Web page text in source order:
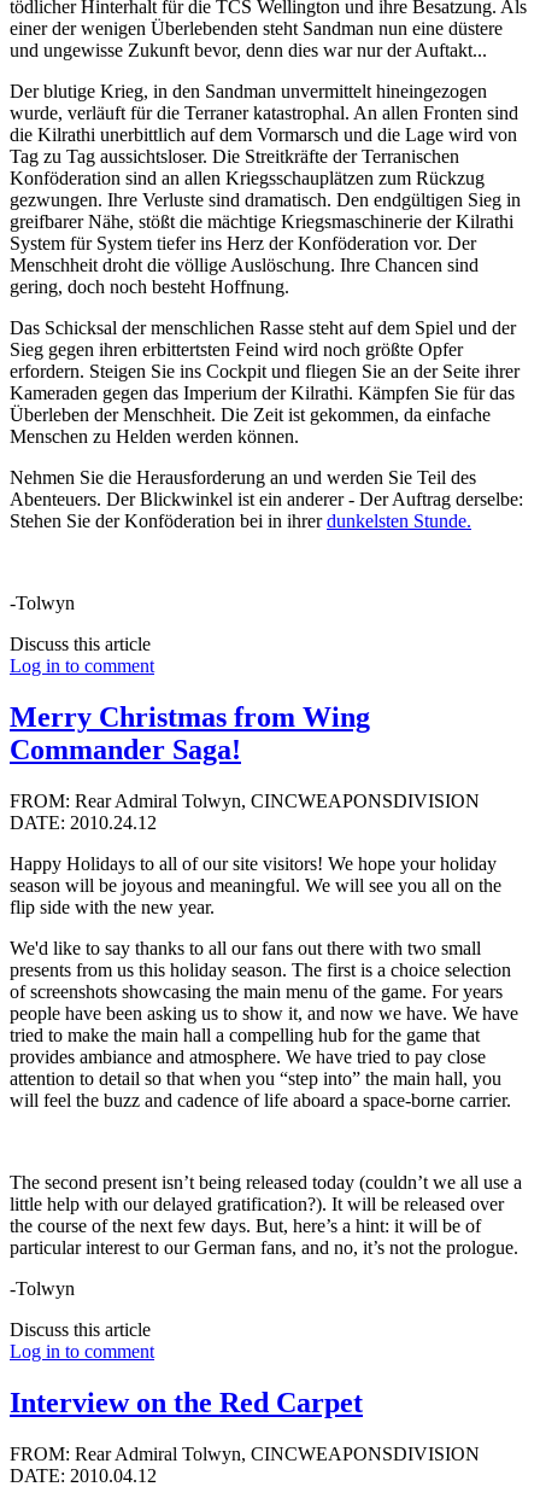
tödlicher Hinterhalt für die TCS Wellington und ihre Besatzung. Als
einer der wenigen Überlebenden steht Sandman nun eine düstere
und ungewisse Zukunft bevor, denn dies war nur der Auftakt...
Der blutige Krieg, in den Sandman unvermittelt hineingezogen
wurde, verläuft für die Terraner katastrophal. An allen Fronten sind
die Kilrathi unerbittlich auf dem Vormarsch und die Lage wird von
Tag zu Tag aussichtsloser. Die Streitkräfte der Terranischen
Konföderation sind an allen Kriegsschauplätzen zum Rückzug
gezwungen. Ihre Verluste sind dramatisch. Den endgültigen Sieg in
greifbarer Nähe, stößt die mächtige Kriegsmaschinerie der Kilrathi
System für System tiefer ins Herz der Konföderation vor. Der
Menschheit droht die völlige Auslöschung. Ihre Chancen sind
gering, doch noch besteht Hoffnung.
Das Schicksal der menschlichen Rasse steht auf dem Spiel und der
Sieg gegen ihren erbittertsten Feind wird noch größte Opfer
erfordern. Steigen Sie ins Cockpit und fliegen Sie an der Seite ihrer
Kameraden gegen das Imperium der Kilrathi. Kämpfen Sie für das
Überleben der Menschheit. Die Zeit ist gekommen, da einfache
Menschen zu Helden werden können.
Nehmen Sie die Herausforderung an und werden Sie Teil des
Abenteuers. Der Blickwinkel ist ein anderer - Der Auftrag derselbe:
Stehen Sie der Konföderation bei in ihrerdunkelsten Stunde.
-Tolwyn
Discuss this article
Log in to comment
Merry Christmas from Wing
Commander Saga!
FROM: Rear Admiral Tolwyn, CINCWEAPONSDIVISION
DATE: 2010.24.12
Happy Holidays to all of our site visitors! We hope your holiday
season will be joyous and meaningful. We will see you all on the
flip side with the new year.
We'd like to say thanks to all our fans out there with two small
presents from us this holiday season. The first is a choice selection
of screenshots showcasing the main menu of the game. For years
people have been asking us to show it, and now we have. We have
tried to make the main hall a compelling hub for the game that
provides ambiance and atmosphere. We have tried to pay close
attention to detail so that when you “step into” the main hall, you
will feel the buzz and cadence of life aboard a space-borne carrier.
The second present isn’t being released today (couldn’t we all use a
little help with our delayed gratification?). It will be released over
the course of the next few days. But, here’s a hint: it will be of
particular interest to our German fans, and no, it’s not the prologue.
-Tolwyn
Discuss this article
Log in to comment
Interview on the Red Carpet
FROM: Rear Admiral Tolwyn, CINCWEAPONSDIVISION
DATE: 2010.04.12